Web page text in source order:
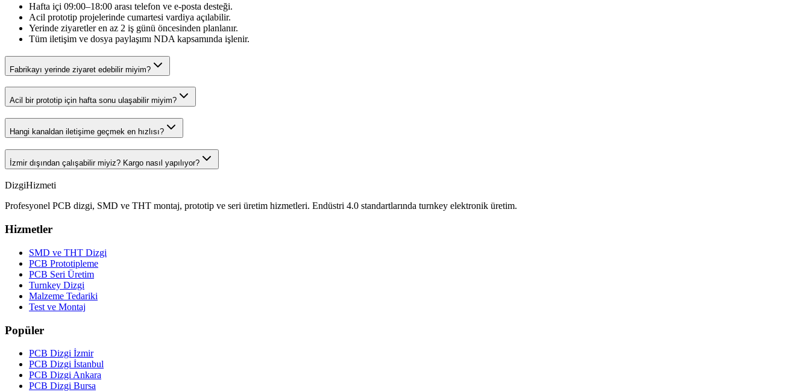
Hafta içi 09:00–18:00 arası telefon ve e-posta desteği.
Acil prototip projelerinde cumartesi vardiya açılabilir.
Yerinde ziyaretler en az 2 iş günü öncesinden planlanır.
Tüm iletişim ve dosya paylaşımı NDA kapsamında işlenir.
Fabrikayı yerinde ziyaret edebilir miyim?
Acil bir prototip için hafta sonu ulaşabilir miyim?
Hangi kanaldan iletişime geçmek en hızlısı?
İzmir dışından çalışabilir miyiz? Kargo nasıl yapılıyor?
DizgiHizmeti
Profesyonel PCB dizgi, SMD ve THT montaj, prototip ve seri üretim hizmetleri. Endüstri 4.0 standartlarında turnkey elektronik üretim.
Hizmetler
SMD ve THT Dizgi
PCB Prototipleme
PCB Seri Üretim
Turnkey Dizgi
Malzeme Tedariki
Test ve Montaj
Popüler
PCB Dizgi İzmir
PCB Dizgi İstanbul
PCB Dizgi Ankara
PCB Dizgi Bursa